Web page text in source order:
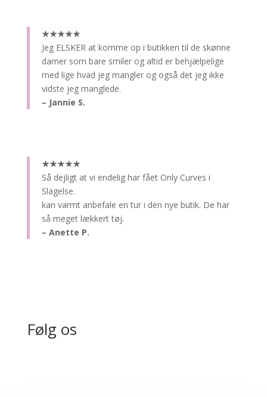
★★★★★
Jeg ELSKER at komme op i butikken til de skønne
damer som bare smiler og altid er behjælpelige
med lige hvad jeg mangler og også det jeg ikke
vidste jeg manglede.
– Jannie S.
★★★★★
Så dejligt at vi endelig har fået Only Curves i
Slagelse.
kan varmt anbefale en tur i den nye butik. De har
så meget lækkert tøj.
– Anette P.
Følg os